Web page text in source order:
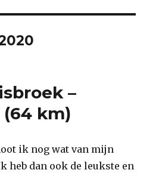
–
km)
ik nog wat van mijn
heb dan ook de leukste en